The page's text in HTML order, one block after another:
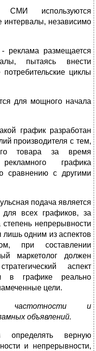
используются
интервалы, независимо
реклама размещается
пытаясь внести
циклы
для мощного начала
график разработан
производителя с тем,
товара за время
графика
сравнению с другими
подача является
всех графиков, за
непрерывности
лишь одним из аспектов
при составлении
маркетолог должен
аспект
в графике реально
цели.
частотности и
объявлений.
определять верную
и непрерывности,